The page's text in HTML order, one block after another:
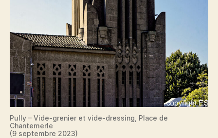
Pully – Vide-grenier et vide-dressing, Place de
Chantemerle
(9 septembre 2023)